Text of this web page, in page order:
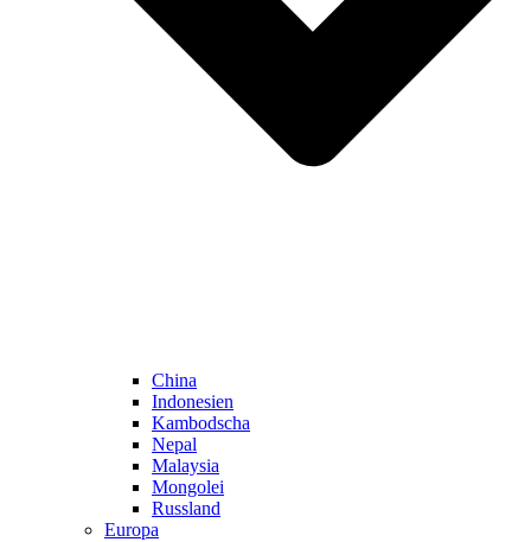
China
Indonesien
Kambodscha
Nepal
Malaysia
Mongolei
Russland
Europa